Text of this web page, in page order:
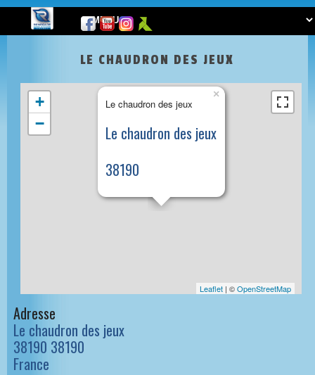
LE CHAUDRON DES JEUX
Le chaudron des jeux
Le chaudron des jeux
38190
×
+
−
Leaflet | ©OpenStreetMap
Adresse
Le chaudron des jeux
38190 38190
France